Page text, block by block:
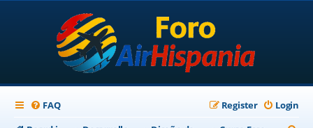
FAQ Login
Register